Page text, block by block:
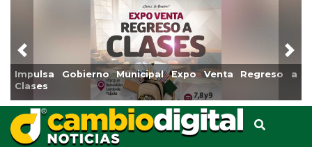
Municipal Expo Venta Regreso a
Reabrirá
Previous